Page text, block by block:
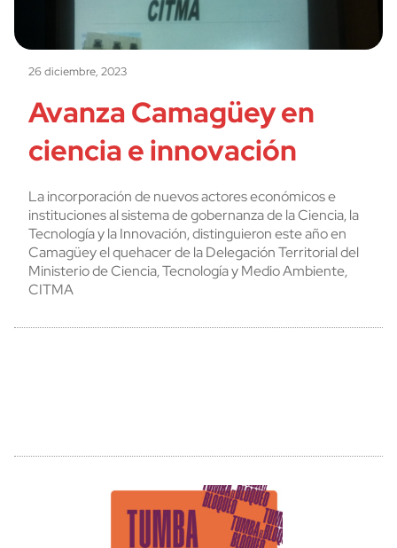
26 diciembre, 2023
Avanza Camagüey en
ciencia e innovación
La incorporación de nuevos actores económicos e
instituciones al sistema de gobernanza de la Ciencia, la
Tecnología y la Innovación, distinguieron este año en
Camagüey el quehacer de la Delegación Territorial del
Ministerio de Ciencia, Tecnología y Medio Ambiente,
CITMA